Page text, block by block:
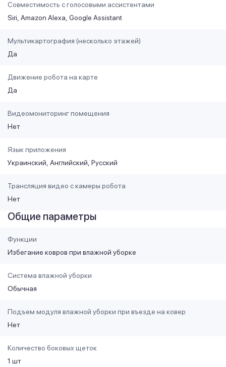
Совместимость с голосовыми ассистентами
Siri Amazon Alexa Google Assistant
Мультикартография (несколько этажей)
Да
Движение робота на карте
Да
Видеомониторинг помещения
Нет
Язык приложения
Украинский Английский Русский
Трансляция видео с камеры робота
Нет
Общие параметры
Функции
Избегание ковров при влажной уборке
Система влажной уборки
Обычная
Подъем модуля влажной уборки при въезде на ковер
Нет
Количество боковых щеток
1 шт